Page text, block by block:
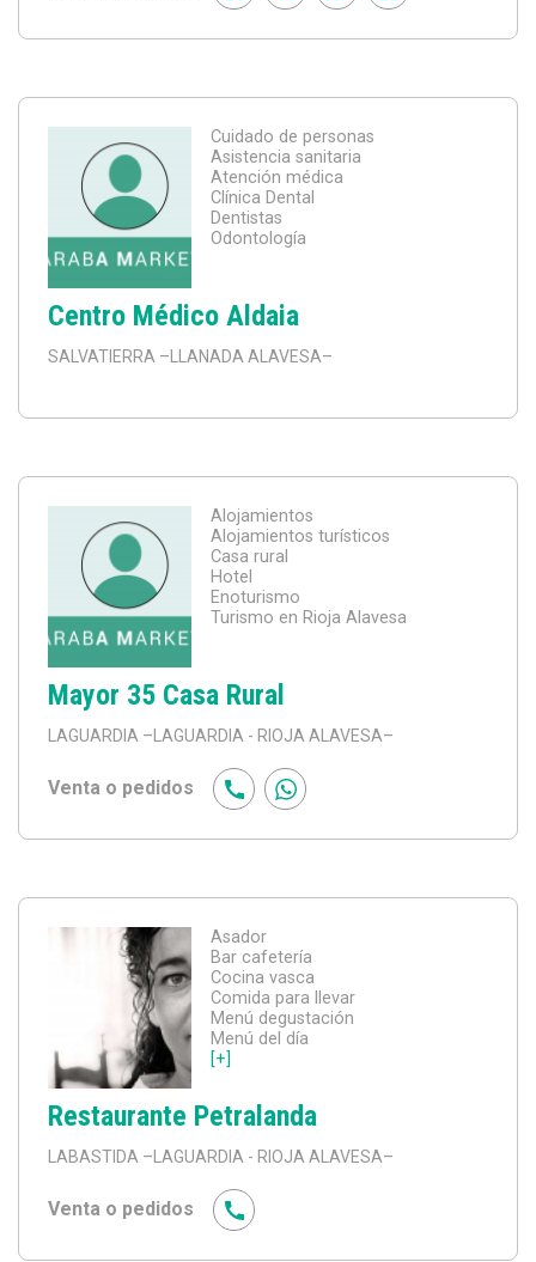
Cuidado de personas
Asistencia sanitaria
Atención médica
Clínica Dental
Dentistas
Odontología
Centro Médico Aldaia
SALVATIERRA –LLANADA ALAVESA–
Alojamientos
Alojamientos turísticos
Casa rural
Hotel
Enoturismo
Turismo en Rioja Alavesa
Mayor 35 Casa Rural
LAGUARDIA –LAGUARDIA - RIOJA ALAVESA–
Venta o pedidos
Asador
Bar cafetería
Cocina vasca
Comida para llevar
Menú degustación
Menú del día
[+]
Restaurante Petralanda
LABASTIDA –LAGUARDIA - RIOJA ALAVESA–
Venta o pedidos